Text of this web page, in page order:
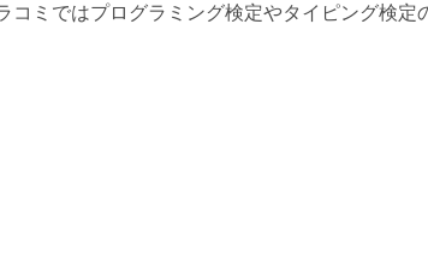
コミではプログラミング検定やタイピング検定